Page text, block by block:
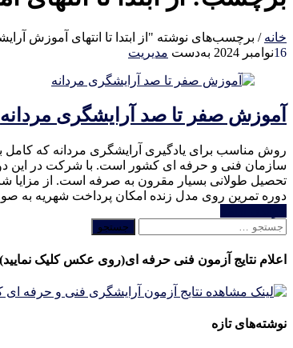
خانه / برچسب‌های نوشته "از ابتدا تا انتهای آموزش
16نوامبر 2024 به‌دست مدیریت
آموزش صفر تا صد آرایشگری مردانه
سازمان فنی و حرفه ای کشور است. با شرکت در این
تحصیل طولانی بسیار مقرون به صرفه است. از مزایا
دوره تمرین روی مدل زنده امکان پرداخت شهریه به
جستجو
اعلام نتایج آزمون فنی حرفه ای(روی عکس کلیک
نوشته‌های تازه